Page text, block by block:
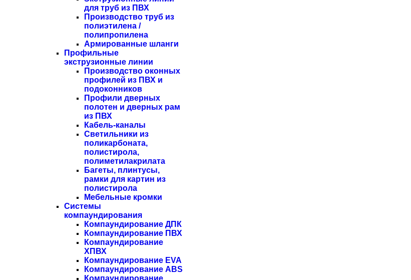
для труб из ПВХ
Производство труб из
полиэтилена /
полипропилена
Армированные шланги
Профильные
экструзионные линии
Производство оконных
профилей из ПВХ и
подоконников
Профили дверных
полотен и дверных рам
из ПВХ
Кабель-каналы
Светильники из
поликарбоната,
полистирола,
полиметилакрилата
Багеты, плинтусы,
рамки для картин из
полистирола
Мебельные кромки
Системы
компаундирования
Компаундирование ДПК
Компаундирование ПВХ
Компаундирование
ХПВХ
Компаундирование EVA
Компаундирование ABS
Компаундирование